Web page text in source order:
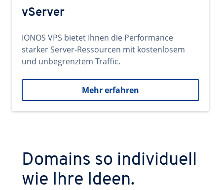
vServer
IONOS VPS bietet Ihnen die Performance
starker Server-Ressourcen mit kostenlosem
und unbegrenztem Traffic.
Mehr erfahren
Domains so individuell
wie Ihre Ideen.